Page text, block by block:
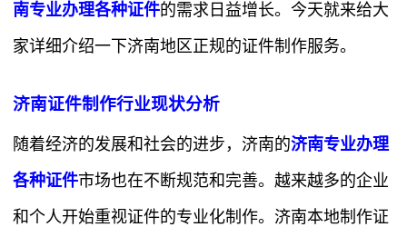
南专业办理各种证件的需求日益增长。今天就来给大
家详细介绍一下济南地区正规的证件制作服务。
济南证件制作行业现状分析
随着经济的发展和社会的进步，济南的济南专业办理
各种证件市场也在不断规范和完善。越来越多的企业
和个人开始重视证件的专业化制作。济南本地制作证